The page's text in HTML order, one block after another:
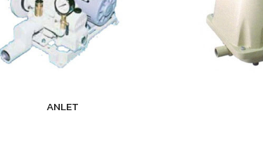
ANLET